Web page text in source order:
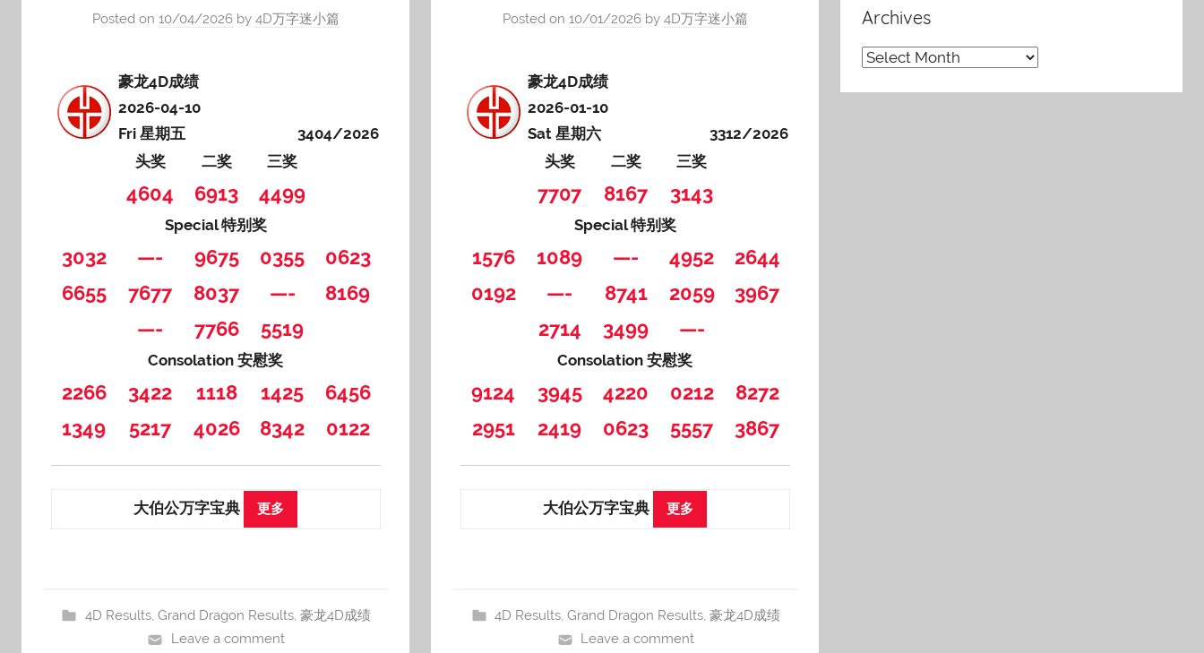
Posted on 10/04/2026by 4D万字迷小篇
豪龙4D成绩
2026-04-10
Fri 星期五
3404/2026
头奖
二奖 三奖
4604 6913 4499
Special 特别奖
3032 —- 9675 0355
0623
6655
7677 8037 —-
8169
—-
7766 5519
Consolation 安慰奖
2266 3422 1118 1425
6456
1349
5217 4026 8342 0122
大伯公万字宝典 更多
4D Results, Grand Dragon Results, 豪龙4D成绩
Leave a comment
Posted on 10/01/2026by 4D万字迷小篇
豪龙4D成绩
2026-01-10
Sat 星期六
3312/2026
头奖
二奖 三奖
7707 8167 3143
Special 特别奖
1576 1089 —- 4952
2644
0192
—- 8741 2059
3967
2714
3499 —-
Consolation 安慰奖
9124 3945 4220 0212
8272
2951
2419 0623 5557 3867
大伯公万字宝典 更多
4D Results,Grand Dragon Results,豪龙4D成绩
Leave a comment
Archives
Archives